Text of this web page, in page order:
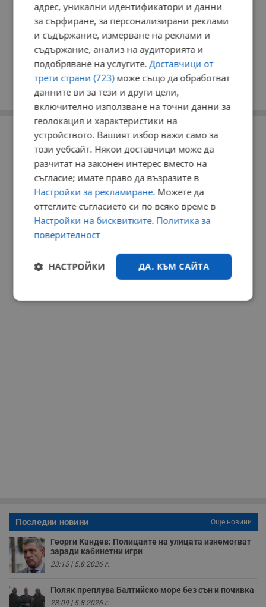
РЕКЛАМА
Последни новини Още новини
Георги Кандев: Полицаите на улицата изнемогват
заради кабинетни игри
23:15 | 5.8.2026 г.
Поляк преплува Балтийско море без сън и почивка
23:09 | 5.8.2026 г.
адрес, уникални идентификатори и данни
за сърфиране, за персонализирани реклами
и съдържание, измерване на реклами и
съдържание, анализ на аудиторията и
подобряване на услугите.Доставчици от
трети страни (723)може също да обработват
данните ви за тези и други цели,
включително използване на точни данни за
геолокация и характеристики на
устройството. Вашият избор важи само за
този уебсайт. Някои доставчици може да
разчитат на законен интерес вместо на
съгласие; имате право да възразите в
Настройки за рекламиране. Можете да
оттеглите съгласието си по всяко време в
Настройки на бисквитките. Политика за
поверителност
ДА, КЪМ САЙТА
НАСТРОЙКИ
Строго
Ефективност
Строго необходимите бисквитки позволяват основната
функционалност на уебсайта, като потребителско
влизане и управление на акаунта. Уебсайтът не може да
се използва правилно без строго необходими
Име